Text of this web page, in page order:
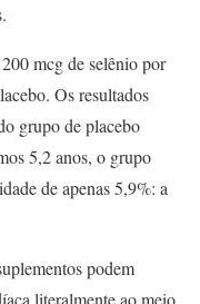
mcg de selênio por
Os resultados
grupo de placebo
5,2 anos, o grupo
de apenas 5,9%: a
podem